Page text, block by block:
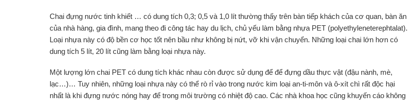
Chai đựng nước tinh khiết … có dung tích 0,3; 0,5 và 1,0 lít thường thấy trên bàn tiếp khách của cơ quan, bàn ăn
của nhà hàng, gia đình, mang theo đi công tác hay du lịch, chủ yếu làm bằng nhựa PET (polyethyleneterephtalat).
Loại nhựa này có độ bền cơ học tốt nên bầu như không bị nứt, vỡ khi vận chuyển. Những loại chai lớn hơn có
dung tích 5 lít, 20 lít cũng làm bằng loại nhựa này.
Một lượng lớn chai PET có dung tích khác nhau còn được sử dụng để để đựng dầu thực vật (đậu nành, mè,
lạc…)… Tuy nhiên, những loại nhựa này có thể rò rỉ vào trong nước kim loại an-ti-môn và ô-xít chì rất độc hại
nhất là khi đựng nước nóng hay để trong môi trường có nhiệt độ cao. Các nhà khoa học cũng khuyến cáo không